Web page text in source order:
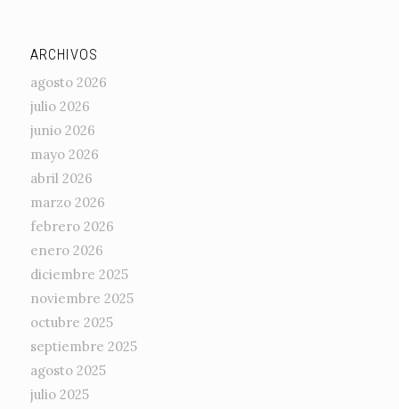
ARCHIVOS
agosto 2026
julio 2026
junio 2026
mayo 2026
abril 2026
marzo 2026
febrero 2026
enero 2026
diciembre 2025
noviembre 2025
octubre 2025
septiembre 2025
agosto 2025
julio 2025